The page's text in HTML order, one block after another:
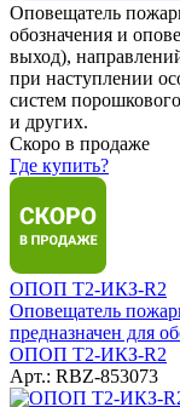
Оповещатель
обозначения и
выход),
при наступлении
систем
и других.
Скоро в продаже
Где купить?
ОПОП Т2-ИКЗ-R2
Оповещатель
предназначен для
ОПОП Т2-ИКЗ-R2
Арт.: RBZ-853073